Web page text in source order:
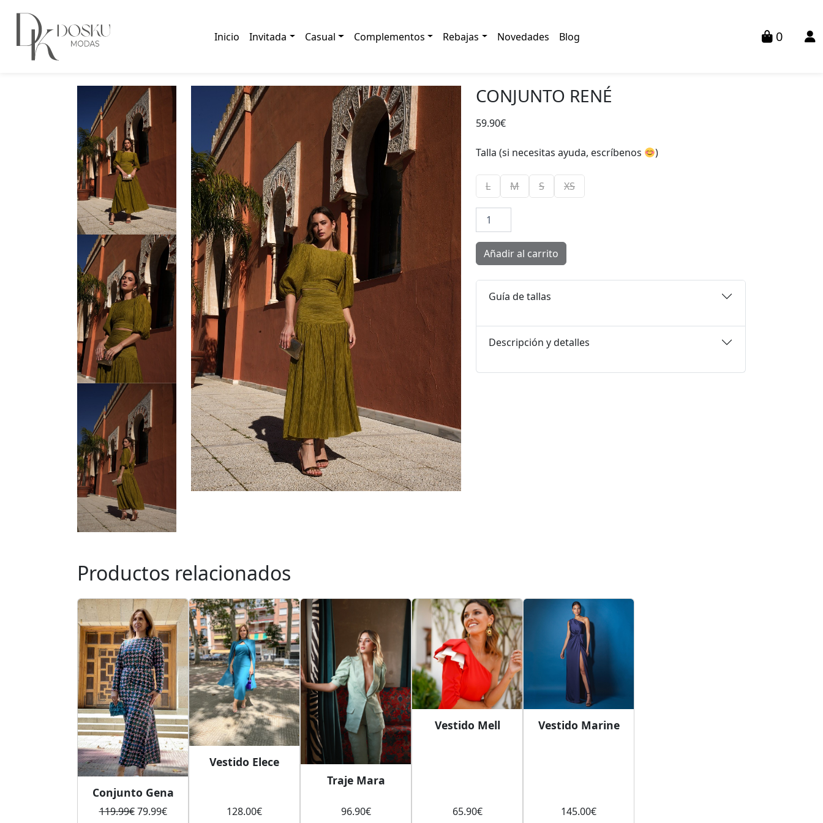
Inicio Invitada Casual Complementos Rebajas Novedades Blog 0
CONJUNTO RENÉ
59.90€
Talla (si necesitas ayuda, escríbenos )
L M S XS
René
Añadir al carrito
Guía de tallas
Descripción y detalles
Productos relacionados
Conjunto Gena
119.99€ El
79.99€El
Vestido Elece
128.00€
Traje Mara
96.90€
Vestido Mell
65.90€
Vestido Marine
145.00€